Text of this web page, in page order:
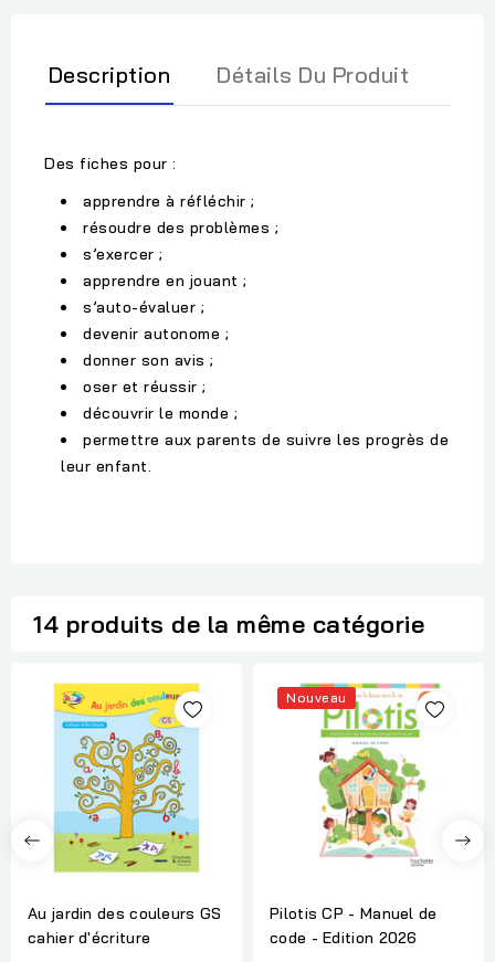
Description Détails Du Produit
Des fiches pour :
apprendre à réfléchir ;
résoudre des problèmes ;
s’exercer ;
apprendre en jouant ;
s’auto-évaluer ;
devenir autonome ;
donner son avis ;
oser et réussir ;
découvrir le monde ;
permettre aux parents de suivre les progrès de
leur enfant.
14 produits de la même catégorie
Au jardin des couleurs GS
cahier d'écriture
Nouveau
Pilotis CP - Manuel de
code - Edition 2026